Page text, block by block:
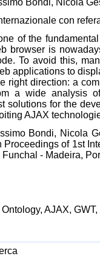
Bondi, Nicola
con
of the
browser is
To avoid this,
applications to
right direction: a
a wide analysis
solutions for the
AJAX
Bondi, Nicola
Proceedings of 1st
- Madeira,
AJAX,